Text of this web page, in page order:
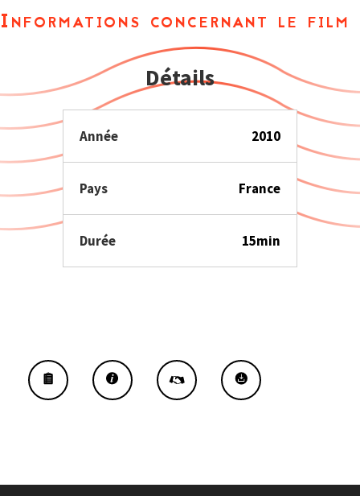
Informations concernant le film
Détails
Année 2010
Pays France
Durée 15min